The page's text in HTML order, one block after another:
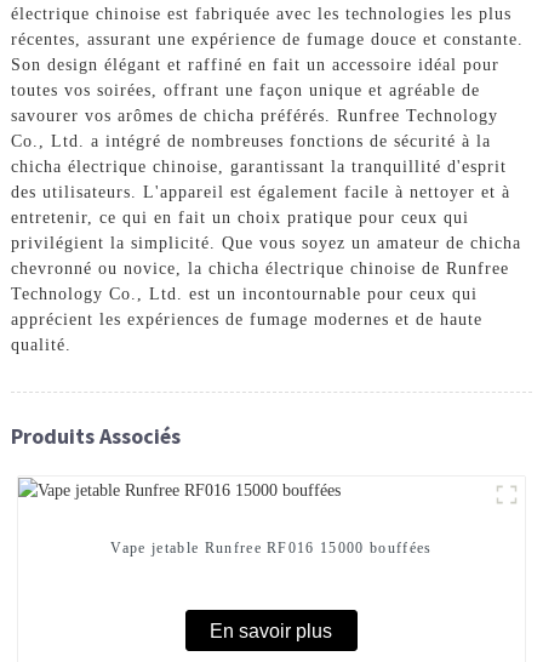
électrique chinoise est fabriquée avec les technologies les plus
récentes, assurant une expérience de fumage douce et constante.
Son design élégant et raffiné en fait un accessoire idéal pour
toutes vos soirées, offrant une façon unique et agréable de
savourer vos arômes de chicha préférés. Runfree Technology
Co., Ltd. a intégré de nombreuses fonctions de sécurité à la
chicha électrique chinoise, garantissant la tranquillité d'esprit
des utilisateurs. L'appareil est également facile à nettoyer et à
entretenir, ce qui en fait un choix pratique pour ceux qui
privilégient la simplicité. Que vous soyez un amateur de chicha
chevronné ou novice, la chicha électrique chinoise de Runfree
Technology Co., Ltd. est un incontournable pour ceux qui
apprécient les expériences de fumage modernes et de haute
qualité.
Produits Associés
Vape jetable Runfree RF016 15000 bouffées
En savoir plus